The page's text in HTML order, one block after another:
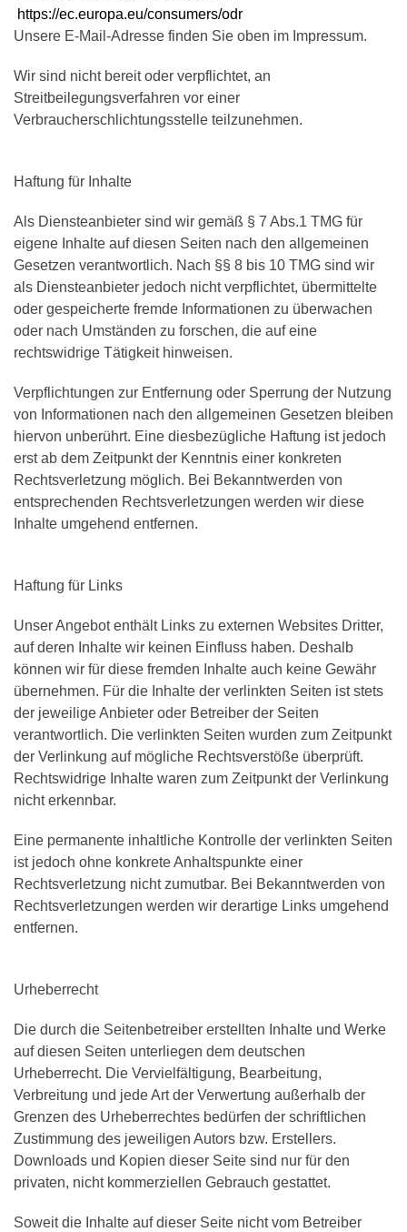
https://ec.europa.eu/consumers/odr
Unsere E-Mail-Adresse finden Sie oben im Impressum.
Wir sind nicht bereit oder verpflichtet, an
Streitbeilegungsverfahren vor einer
Verbraucherschlichtungsstelle teilzunehmen.
Haftung für Inhalte
Als Diensteanbieter sind wir gemäß § 7 Abs.1 TMG für
eigene Inhalte auf diesen Seiten nach den allgemeinen
Gesetzen verantwortlich. Nach §§ 8 bis 10 TMG sind wir
als Diensteanbieter jedoch nicht verpflichtet, übermittelte
oder gespeicherte fremde Informationen zu überwachen
oder nach Umständen zu forschen, die auf eine
rechtswidrige Tätigkeit hinweisen.
Verpflichtungen zur Entfernung oder Sperrung der Nutzung
von Informationen nach den allgemeinen Gesetzen bleiben
hiervon unberührt. Eine diesbezügliche Haftung ist jedoch
erst ab dem Zeitpunkt der Kenntnis einer konkreten
Rechtsverletzung möglich. Bei Bekanntwerden von
entsprechenden Rechtsverletzungen werden wir diese
Inhalte umgehend entfernen.
Haftung für Links
Unser Angebot enthält Links zu externen Websites Dritter,
auf deren Inhalte wir keinen Einfluss haben. Deshalb
können wir für diese fremden Inhalte auch keine Gewähr
übernehmen. Für die Inhalte der verlinkten Seiten ist stets
der jeweilige Anbieter oder Betreiber der Seiten
verantwortlich. Die verlinkten Seiten wurden zum Zeitpunkt
der Verlinkung auf mögliche Rechtsverstöße überprüft.
Rechtswidrige Inhalte waren zum Zeitpunkt der Verlinkung
nicht erkennbar.
Eine permanente inhaltliche Kontrolle der verlinkten Seiten
ist jedoch ohne konkrete Anhaltspunkte einer
Rechtsverletzung nicht zumutbar. Bei Bekanntwerden von
Rechtsverletzungen werden wir derartige Links umgehend
entfernen.
Urheberrecht
Die durch die Seitenbetreiber erstellten Inhalte und Werke
auf diesen Seiten unterliegen dem deutschen
Urheberrecht. Die Vervielfältigung, Bearbeitung,
Verbreitung und jede Art der Verwertung außerhalb der
Grenzen des Urheberrechtes bedürfen der schriftlichen
Zustimmung des jeweiligen Autors bzw. Erstellers.
Downloads und Kopien dieser Seite sind nur für den
privaten, nicht kommerziellen Gebrauch gestattet.
Soweit die Inhalte auf dieser Seite nicht vom Betreiber